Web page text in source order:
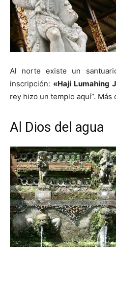
Al norte existe un
inscripción: «Haji Lumahing
rey hizo un templo aquí”. Más
Al Dios del agua